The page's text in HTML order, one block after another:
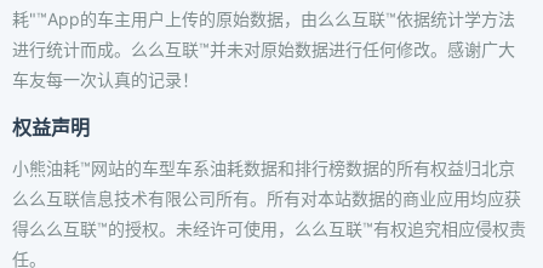
耗"™App的车主用户上传的原始数据，由么么互联™依据统计学方法
进行统计而成。么么互联™并未对原始数据进行任何修改。感谢广大
车友每一次认真的记录！
权益声明
小熊油耗™网站的车型车系油耗数据和排行榜数据的所有权益归北京
么么互联信息技术有限公司所有。所有对本站数据的商业应用均应获
得么么互联™的授权。未经许可使用，么么互联™有权追究相应侵权责
任。